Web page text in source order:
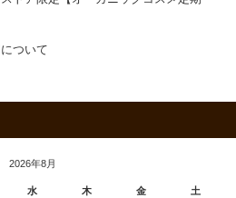
ついて
2026年8月
水 木 金 土